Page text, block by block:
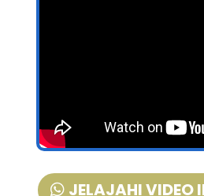
JELAJAHI VIDEO